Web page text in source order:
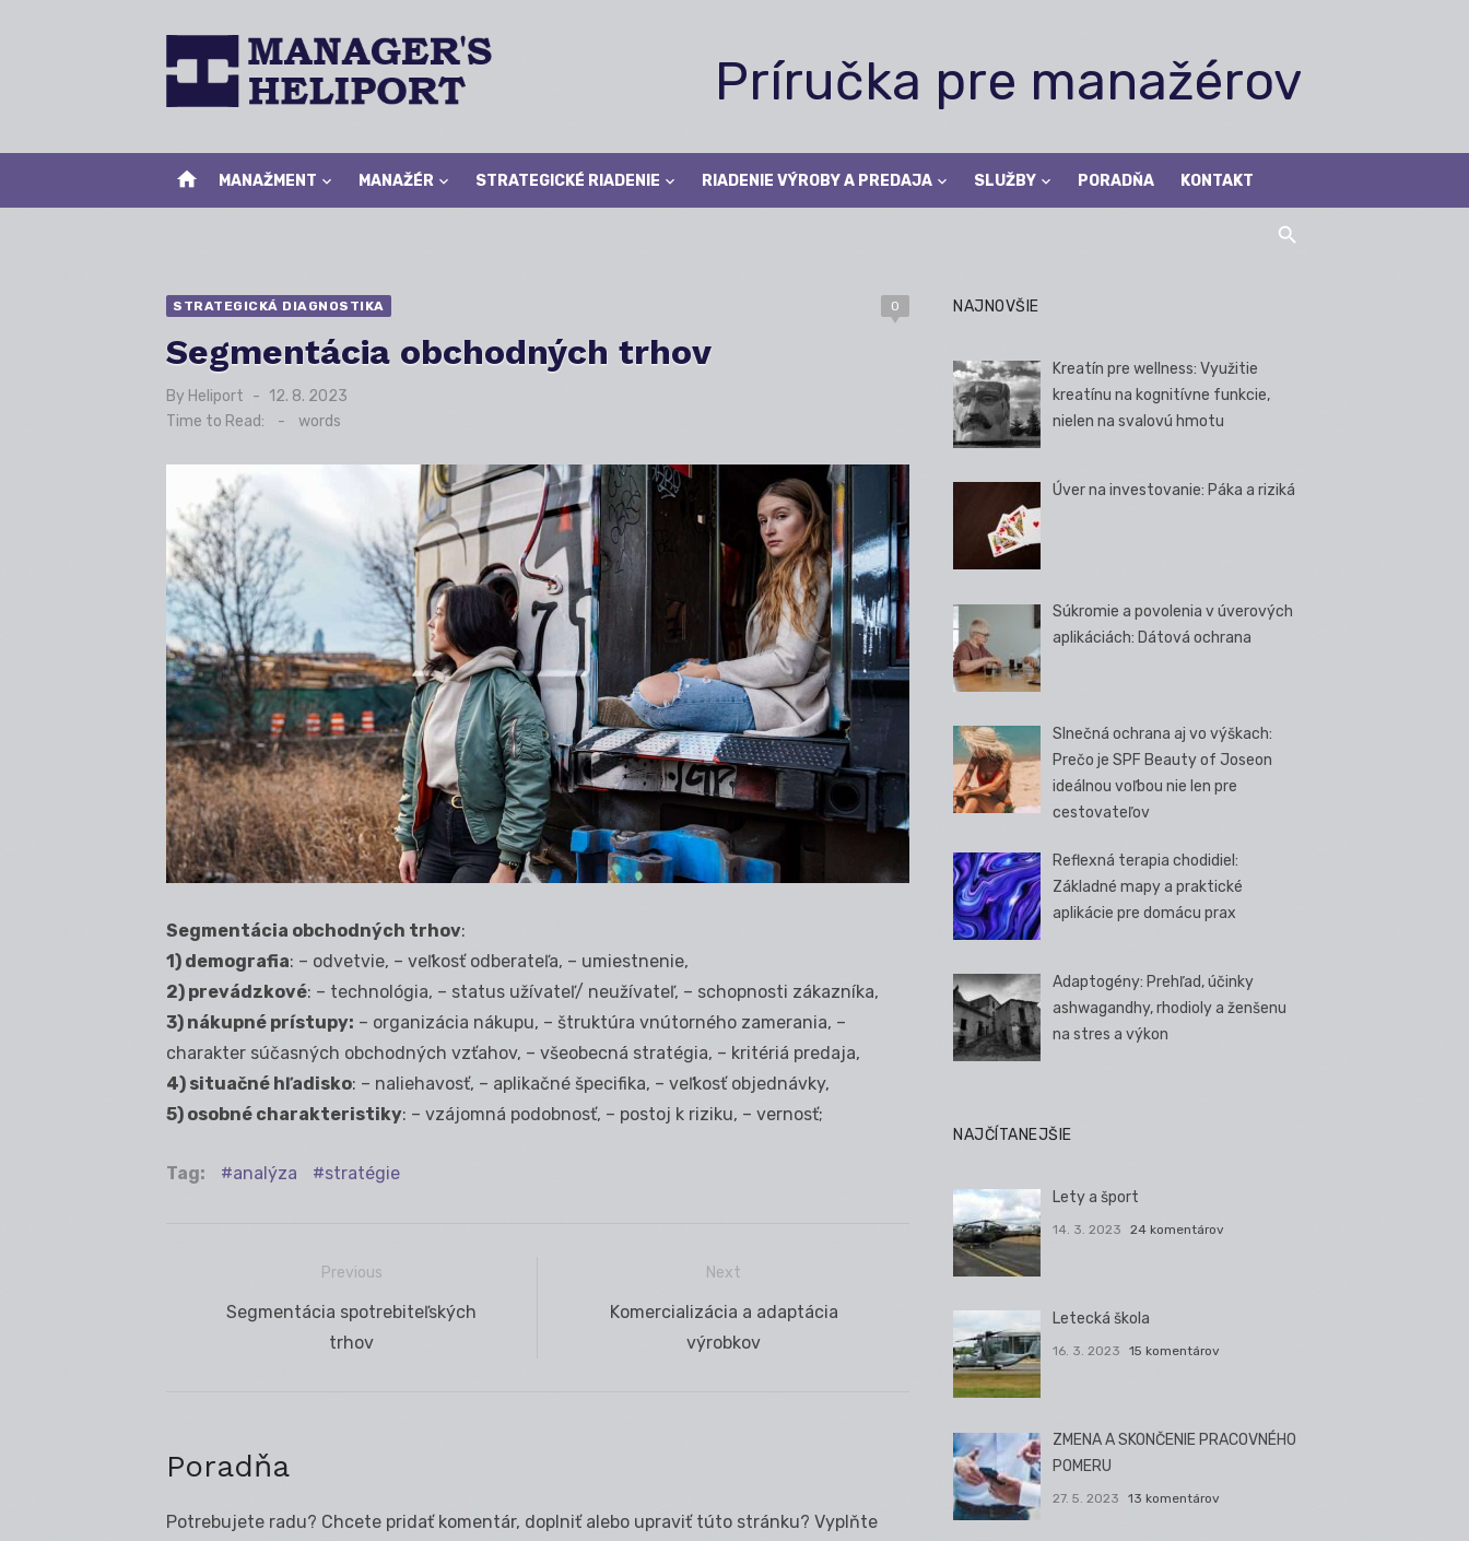
Príručka pre manažérov
home MANAŽMENT MANAŽÉR STRATEGICKÉ RIADENIE RIADENIE VÝROBY A PREDAJA SLUŽBY PORADŇA KONTAKT
STRATEGICKÁ DIAGNOSTIKA 0
Segmentácia obchodných trhov
By Heliport
Posted
12. 8. 2023
Time to Read:
- words
Segmentácia obchodných trhov:
1) demografia: – odvetvie, – veľkosť odberateľa, – umiestnenie,
2) prevádzkové: – technológia, – status užívateľ/ neužívateľ, – schopnosti zákazníka,
3) nákupné prístupy: – organizácia nákupu, – štruktúra vnútorného zamerania, –
charakter súčasných obchodných vzťahov, – všeobecná stratégia, – kritériá predaja,
4) situačné hľadisko: – naliehavosť, – aplikačné špecifika, – veľkosť objednávky,
5) osobné charakteristiky: – vzájomná podobnosť, – postoj k riziku, – vernosť;
Tag: analýza stratégie
Navigácia
Previous
Previous
Segmentácia spotrebiteľských
trhov
Next
NextKomercializácia a adaptácia
výrobkov
Poradňa
Potrebujete radu? Chcete pridať komentár, doplniť alebo upraviť túto stránku? Vyplňte
NAJNOVŠIE
Kreatín pre wellness: Využitie
kreatínu na kognitívne funkcie,
nielen na svalovú hmotu
Úver na investovanie: Páka a riziká
Súkromie a povolenia v úverových
aplikáciách: Dátová ochrana
Slnečná ochrana aj vo výškach:
Prečo je SPF Beauty of Joseon
ideálnou voľbou nie len pre
cestovateľov
Reflexná terapia chodidiel:
Základné mapy a praktické
aplikácie pre domácu prax
Adaptogény: Prehľad, účinky
ashwagandhy, rhodioly a ženšenu
na stres a výkon
NAJČÍTANEJŠIE
Lety a šport
14. 3. 2023 24 komentárov
Letecká škola
16. 3. 2023 15 komentárov
ZMENA A SKONČENIE PRACOVNÉHO
POMERU
27. 5. 2023 13 komentárov